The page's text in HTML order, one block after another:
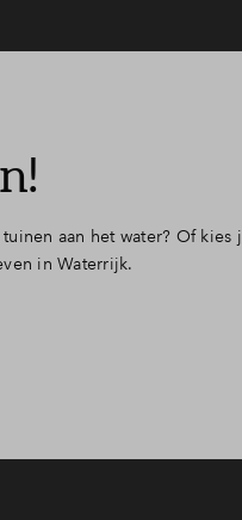
aan het water? Of
in Waterrijk.